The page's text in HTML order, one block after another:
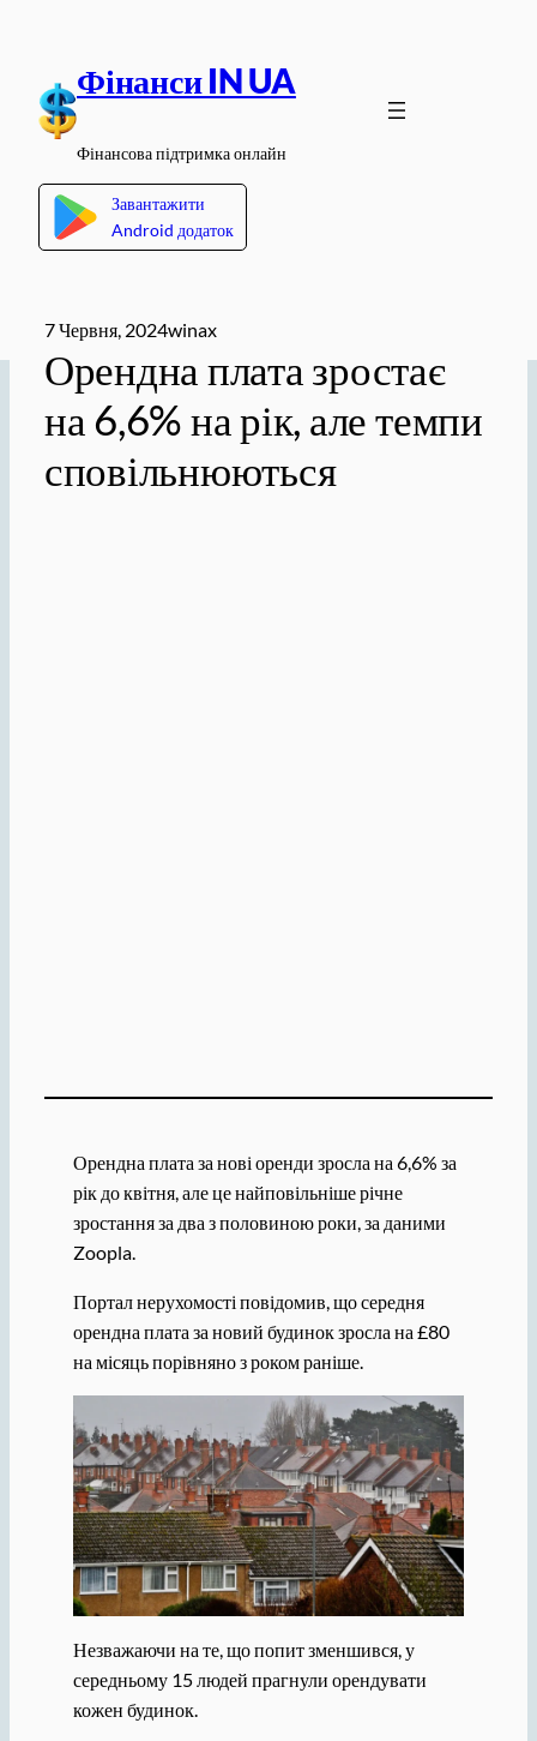
вмісту
Фінанси IN UA
Фінансова підтримка онлайн
Завантажити
Android додаток
7 Червня, 2024winax
Орендна плата зростає
на 6,6% на рік, але темпи
сповільнюються
Орендна плата за нові оренди зросла на 6,6% за
рік до квітня, але це найповільніше річне
зростання за два з половиною роки, за даними
Zoopla.
Портал нерухомості повідомив, що середня
орендна плата за новий будинок зросла на £80
на місяць порівняно з роком раніше.
Незважаючи на те, що попит зменшився, у
середньому 15 людей прагнули орендувати
кожен будинок.